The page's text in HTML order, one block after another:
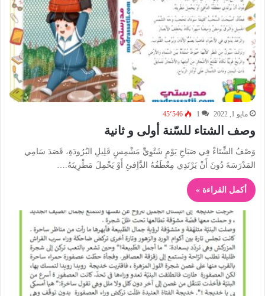
مايو 1, 2022 1 45٬546
وصف الشتاء للسّنة أولى و ثانية
وَصْفُ الشِّتَاءْ فِي صَبَاحِ يَوْمٍ شَتْوِيٍّ مَشْمِسٍ قَلِيلِ البُرُودَةِ، قَصَدَ سَامِي
المَدْرَسَةَ دُونَ أَنْ يَرْتَدِي مِعْطَفُهُ الدَّاِفئِ أَوْ يَحْمِلَ مَطْرِيتَهُ.…
أكمل القراءة »